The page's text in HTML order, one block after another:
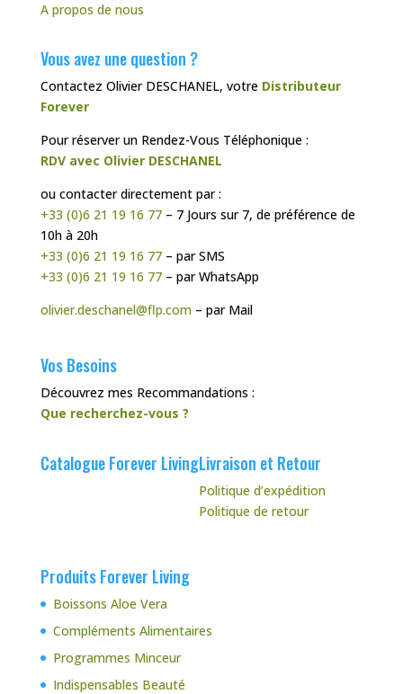
A propos de nous
Vous avez une question ?
Contactez Olivier DESCHANEL, votre Distributeur
Forever
Pour réserver un Rendez-Vous Téléphonique :
RDV avec Olivier DESCHANEL
ou contacter directement par :
+33 (0)6 21 19 16 77– 7 Jours sur 7, de préférence de
10h à 20h
+33 (0)6 21 19 16 77– par SMS
+33 (0)6 21 19 16 77– par WhatsApp
olivier.deschanel@flp.com– par Mail
Vos Besoins
Découvrez mes Recommandations :
Que recherchez-vous ?
Catalogue Forever LivingLivraison et Retour
Politique d’expédition
Politique de retour
Produits Forever Living
Boissons Aloe Vera
Compléments Alimentaires
Programmes Minceur
Indispensables Beauté